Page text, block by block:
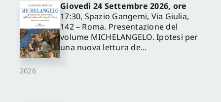
2026
Giovedì 24 Settembre 2026, ore
17:30, Spazio Gangemi, Via Giulia,
142 – Roma. Presentazione del
volume MICHELANGELO. Ipotesi per
una nuova lettura de...